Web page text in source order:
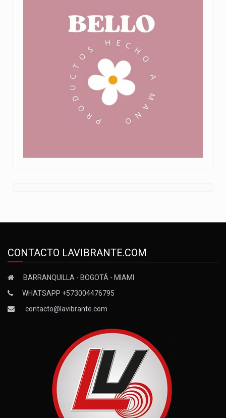
CONTACTO LAVIBRANTE.COM
BARRANQUILLA - BOGOTÁ - MIAMI
WHATSAPP +573004476795
contacto@lavibrante.com